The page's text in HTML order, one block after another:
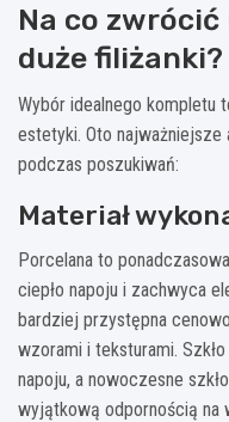
Na co
duże filiżanki?
Wybór idealnego kompletu
estetyki. Oto
podczas poszukiwań:
Materiał
Porcelana to
ciepło napoju i zachwyca
bardziej przystępna
wzorami i teksturami.
napoju, a nowoczesne
wyjątkową odpornością na